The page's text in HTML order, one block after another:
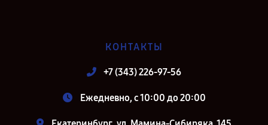
КОНТАКТЫ
+7 (343) 226-97-56
Ежедневно, с 10:00 до 20:00